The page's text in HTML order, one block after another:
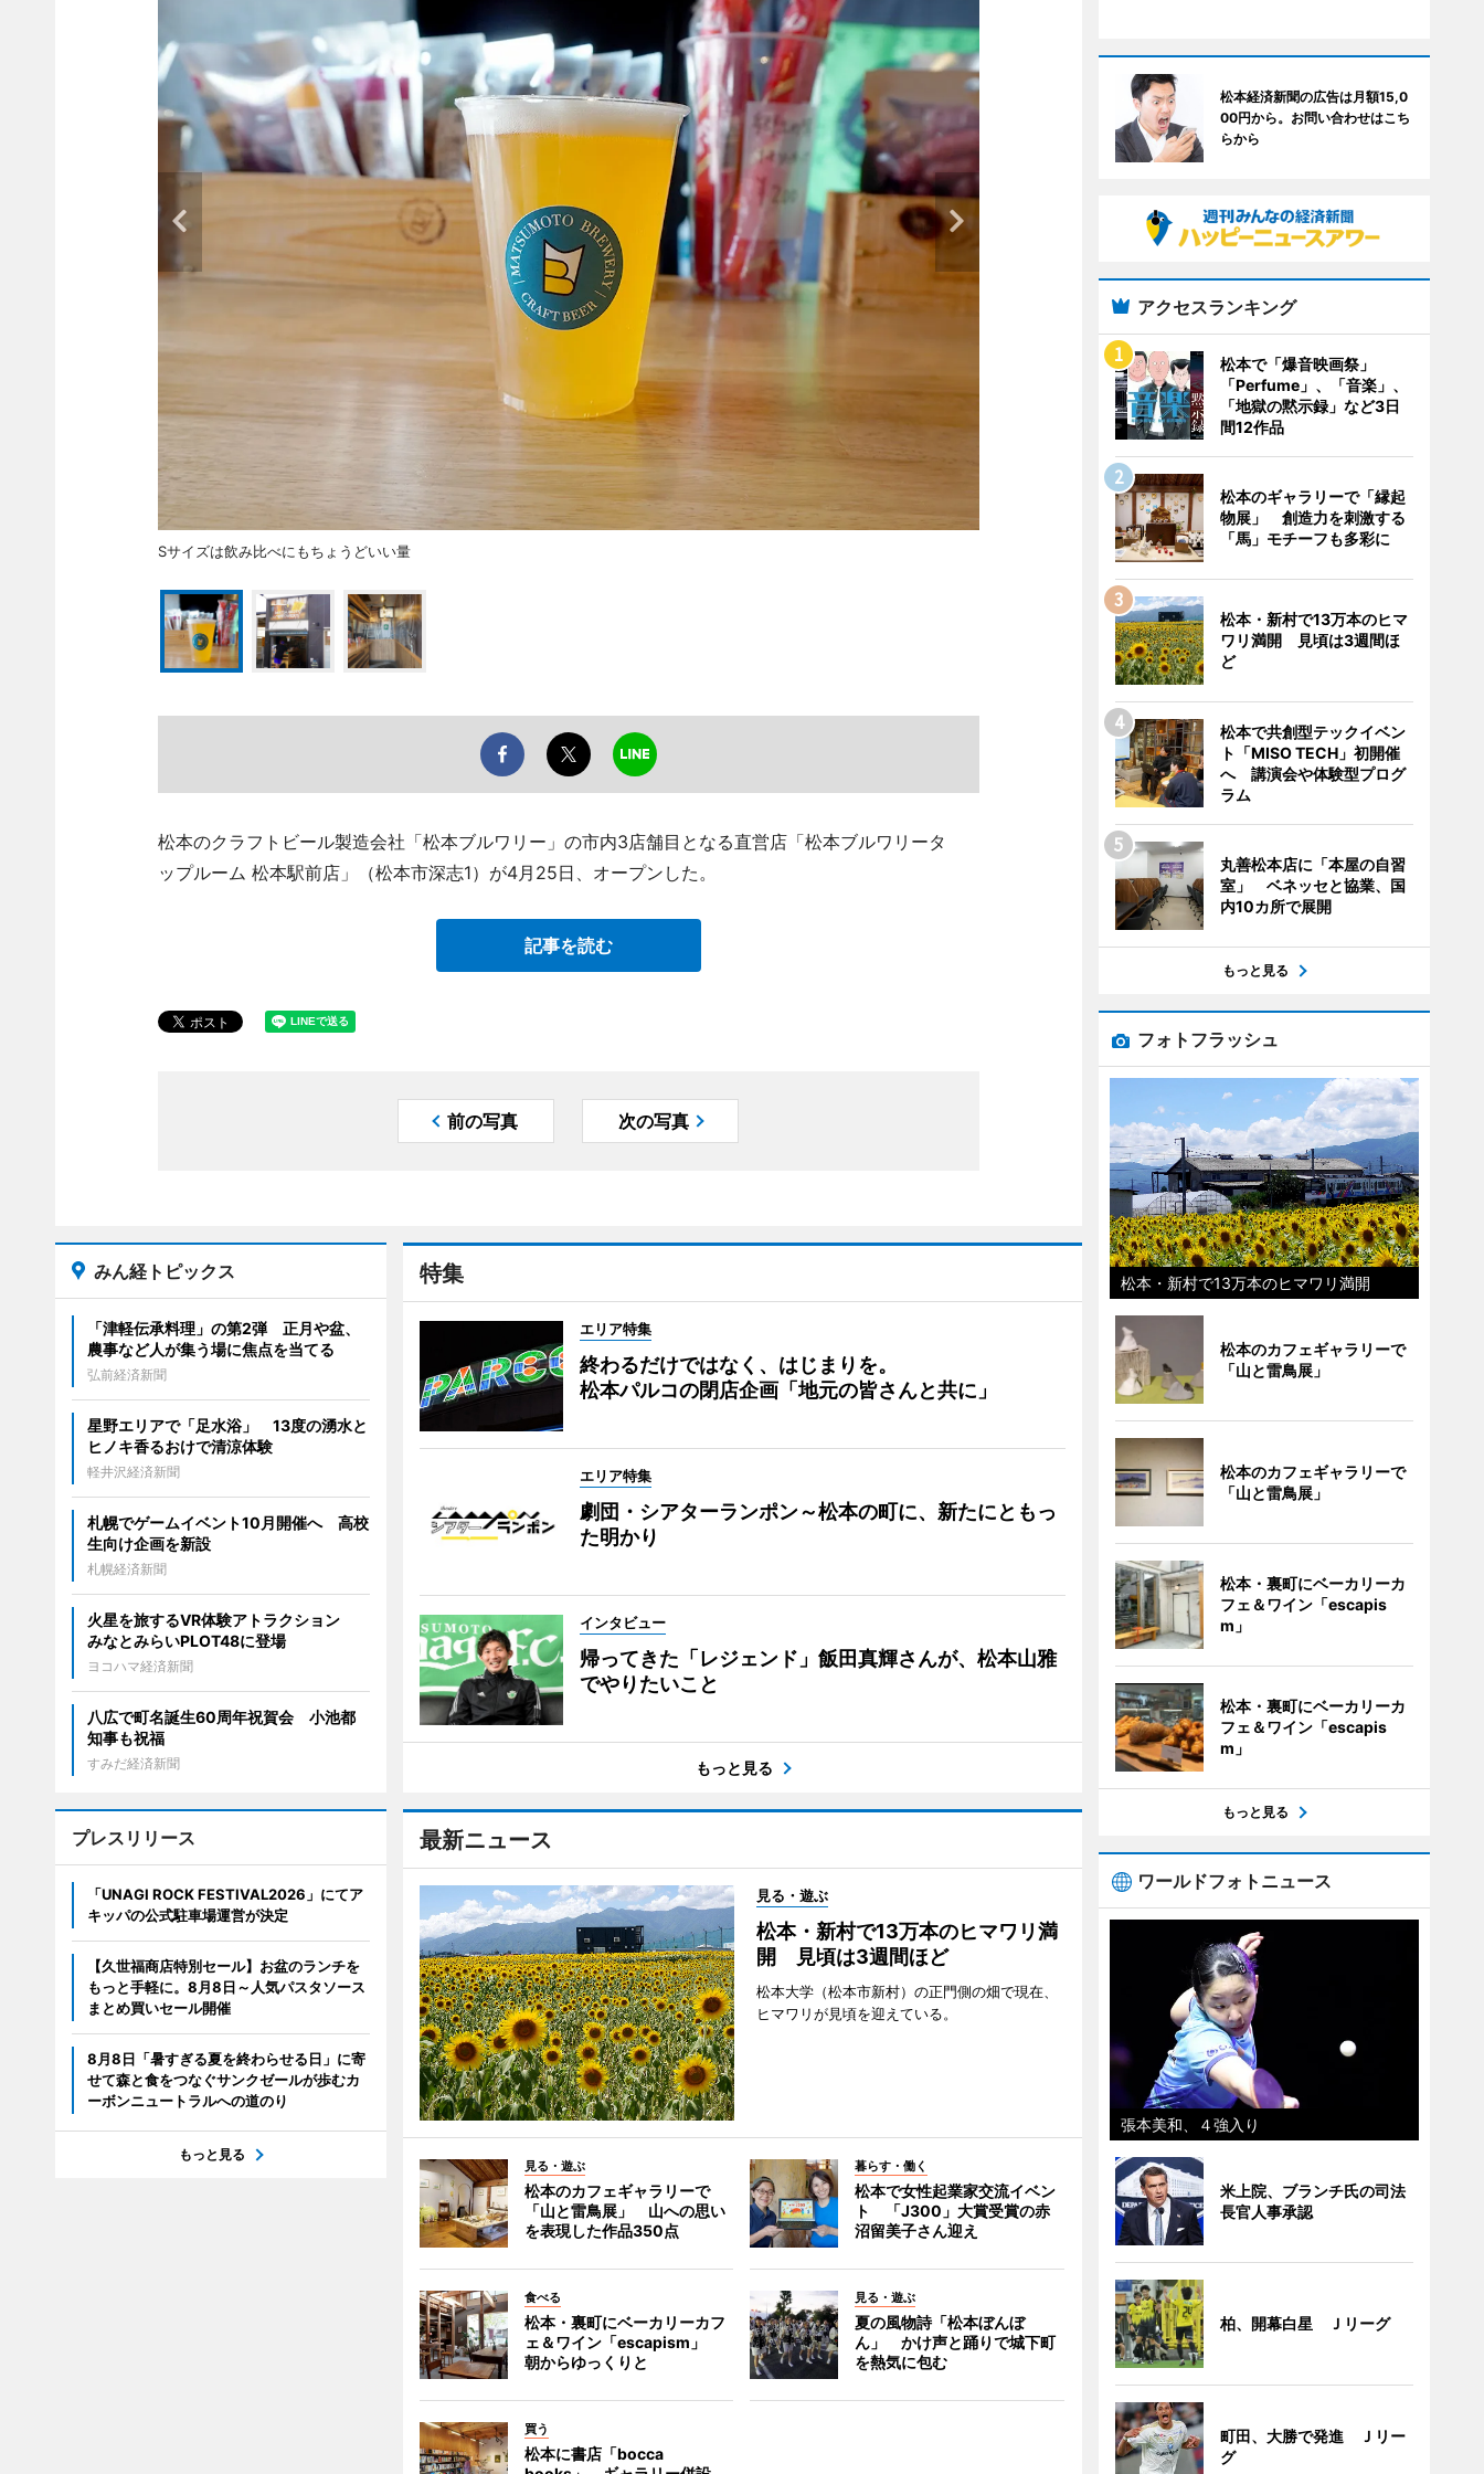
Sサイズは飲み比べにもちょうどいい量
松本のクラフトビール製造会社「松本ブルワリー」の市内3店舗目となる直営店「松本ブルワリータ
ップルーム 松本駅前店」（松本市深志1）が4月25日、オープンした。
記事を読む
前の写真 次の写真
特集
エリア特集
終わるだけではなく、はじまりを。
松本パルコの閉店企画「地元の皆さんと共に」
エリア特集
劇団・シアターランポン～松本の町に、新たにともっ
た明かり
インタビュー
帰ってきた「レジェンド」飯田真輝さんが、松本山雅
でやりたいこと
もっと見る
最新ニュース
見る・遊ぶ
松本・新村で13万本のヒマワリ満
開 見頃は3週間ほど
松本大学（松本市新村）の正門側の畑で現在、
ヒマワリが見頃を迎えている。
見る・遊ぶ
松本のカフェギャラリーで
「山と雷鳥展」 山への思い
を表現した作品350点
暮らす・働く
松本で女性起業家交流イベン
ト 「J300」大賞受賞の赤
沼留美子さん迎え
食べる
松本・裏町にベーカリーカフ
ェ＆ワイン「escapism」
朝からゆっくりと
見る・遊ぶ
夏の風物詩「松本ぼんぼ
ん」 かけ声と踊りで城下町
を熱気に包む
買う
松本に書店「bocca
みん経トピックス
「津軽伝承料理」の第2弾 正月や盆、
農事など人が集う場に焦点を当てる
弘前経済新聞
星野エリアで「足水浴」 13度の湧水と
ヒノキ香るおけで清涼体験
軽井沢経済新聞
札幌でゲームイベント10月開催へ 高校
生向け企画を新設
札幌経済新聞
火星を旅するVR体験アトラクション
みなとみらいPLOT48に登場
ヨコハマ経済新聞
八広で町名誕生60周年祝賀会 小池都
知事も祝福
すみだ経済新聞
プレスリリース
「UNAGI ROCK FESTIVAL2026」にてア
キッパの公式駐車場運営が決定
【久世福商店特別セール】お盆のランチを
もっと手軽に。8月8日～人気パスタソース
まとめ買いセール開催
8月8日「暑すぎる夏を終わらせる日」に寄
せて森と食をつなぐサンクゼールが歩むカ
ーボンニュートラルへの道のり
もっと見る
松本経済新聞の広告は月額15,0
00円から。お問い合わせはこち
らから
アクセスランキング
松本で「爆音映画祭」
「Perfume」、「音楽」、
「地獄の黙示録」など3日
間12作品
松本のギャラリーで「縁起
物展」 創造力を刺激する
「馬」モチーフも多彩に
松本・新村で13万本のヒマ
ワリ満開 見頃は3週間ほ
ど
松本で共創型テックイベン
ト「MISO TECH」初開催
へ 講演会や体験型プログ
ラム
丸善松本店に「本屋の自習
室」 ベネッセと協業、国
内10カ所で展開
もっと見る
フォトフラッシュ
松本・新村で13万本のヒマワリ満開
松本のカフェギャラリーで
「山と雷鳥展」
松本のカフェギャラリーで
「山と雷鳥展」
松本・裏町にベーカリーカ
フェ＆ワイン「escapis
m」
松本・裏町にベーカリーカ
フェ＆ワイン「escapis
m」
もっと見る
ワールドフォトニュース
張本美和、４強入り
米上院、ブランチ氏の司法
長官人事承認
柏、開幕白星 Ｊリーグ
町田、大勝で発進 Ｊリー
グ